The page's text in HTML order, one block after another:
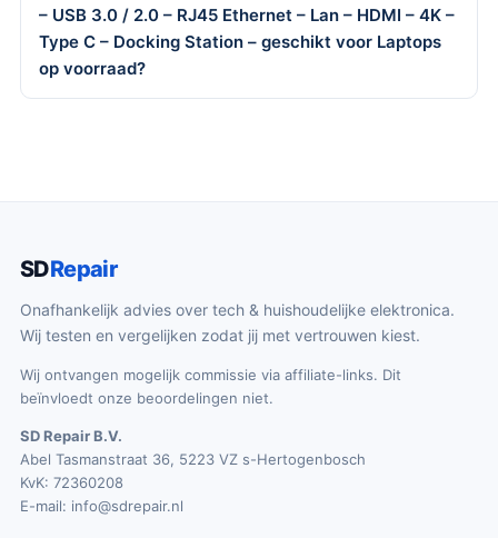
– USB 3.0 / 2.0 – RJ45 Ethernet – Lan – HDMI – 4K –
Type C – Docking Station – geschikt voor Laptops
op voorraad?
SDRepair
Onafhankelijk advies over tech & huishoudelijke elektronica.
Wij testen en vergelijken zodat jij met vertrouwen kiest.
Wij ontvangen mogelijk commissie via affiliate-links. Dit
beïnvloedt onze beoordelingen niet.
SD Repair B.V.
Abel Tasmanstraat 36, 5223 VZ s-Hertogenbosch
KvK: 72360208
E-mail: info@sdrepair.nl